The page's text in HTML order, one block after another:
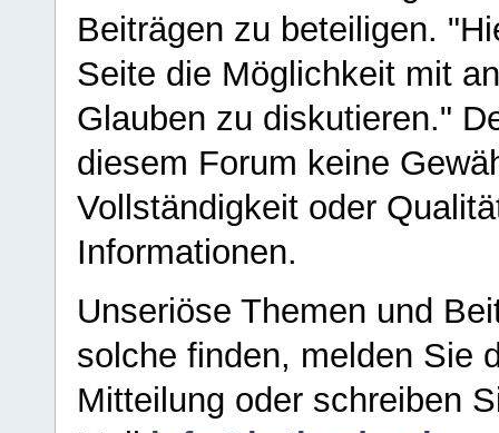
Beiträgen zu beteiligen.
Seite die Möglichkeit mit
Glauben zu diskutieren."
diesem Forum keine
Vollständigkeit oder
Informationen.
Unseriöse Themen und
solche finden, melden Sie
Mitteilung oder schreiben